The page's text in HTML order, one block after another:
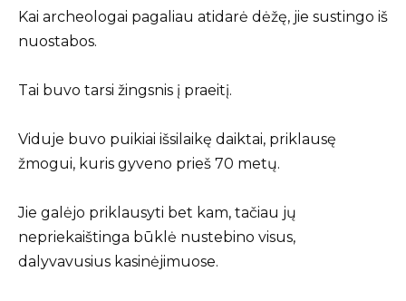
Kai archeologai pagaliau atidarė dėžę, jie sustingo iš
nuostabos.
Tai buvo tarsi žingsnis į praeitį.
Viduje buvo puikiai išsilaikę daiktai, priklausę
žmogui, kuris gyveno prieš 70 metų.
Jie galėjo priklausyti bet kam, tačiau jų
nepriekaištinga būklė nustebino visus,
dalyvavusius kasinėjimuose.